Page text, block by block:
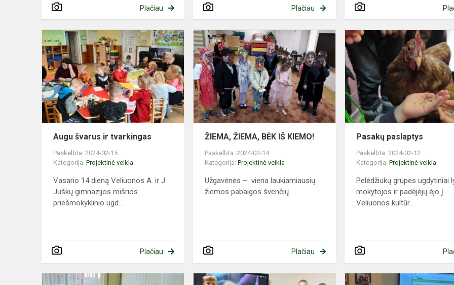
Plačiau Plačiau
Augu
švarus
ir
tvarkingas
Augu švarus ir tvarkingas
Paskelbta: 2024-02-15
Kategorija: Projektinė veikla
Vasario 14 dieną Veliuonos A. ir J.
Juškų gimnazijos mišrios
priešmokyklinio ugd...
Plačiau
ŽIEMA,
ŽIEMA,
BĖK
IŠ
KIEMO!
ŽIEMA, ŽIEMA, BĖK IŠ KIEMO!
Paskelbta: 2024-02-14
Kategorija:Projektinė veikla
Užgavėnės – viena laukiamiausių
žiemos pabaigos švenčių.
Plačiau
Pasakų paslaptys
Paskelbta: 2024-02-12
Kategorija:Projektinė veikla
Pelėdžiukų grupės ugdytiniai
mokytojos ir padėjėjų ėjo į
Veliuonos kultūr...
Prekyba
Grūdo